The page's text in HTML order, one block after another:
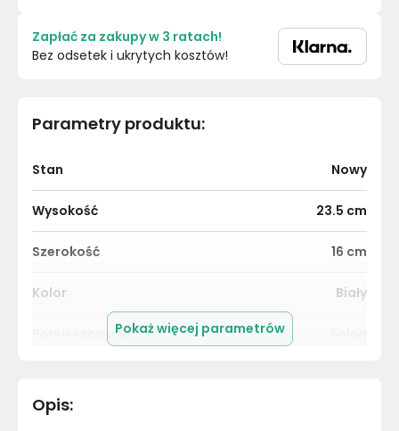
Parametry produktu:
Stan Nowy
Wysokość 23.5 cm
Szerokość 16 cm
Kolor Biały
Pomieszczenie
Materiał
Pokaż więcej parametrów
Opis:
Zapłać za zakupy w 3 ratach!
Bez odsetek i ukrytych kosztów!